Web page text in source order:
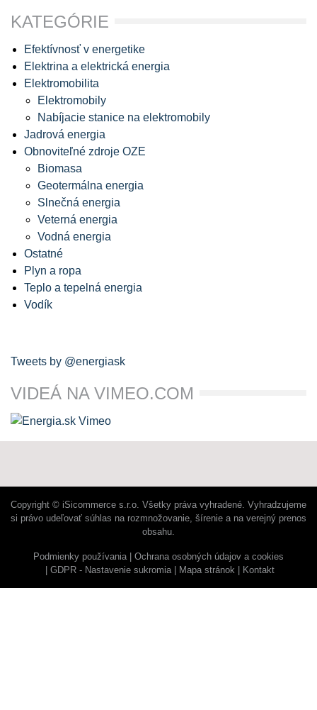
KATEGÓRIE
Efektívnosť v energetike
Elektrina a elektrická energia
Elektromobilita
Elektromobily
Nabíjacie stanice na elektromobily
Jadrová energia
Obnoviteľné zdroje OZE
Biomasa
Geotermálna energia
Slnečná energia
Veterná energia
Vodná energia
Ostatné
Plyn a ropa
Teplo a tepelná energia
Vodík
Tweets by @energiask
VIDEÁ NA VIMEO.COM
Copyright © iSicommerce s.r.o. Všetky práva vyhradené. Vyhradzujeme
si právo udeľovať súhlas na rozmnožovanie, šírenie a na verejný prenos
obsahu.
Podmienky používania
Ochrana osobných údajov a cookies
GDPR - Nastavenie sukromia
Mapa stránok Kontakt